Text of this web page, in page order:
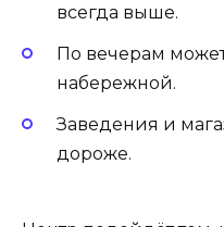
всегда выше.
По вечерам
набережной.
Заведения и
дороже.